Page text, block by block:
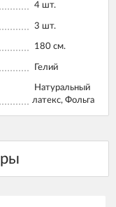
4 шт.
3 шт.
180 см.
Гелий
Натуральный
латекс, Фольга